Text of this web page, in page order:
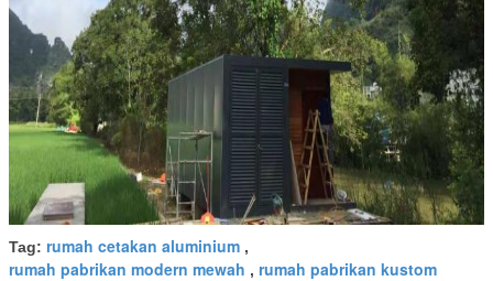
Tag: rumah cetakan aluminium ,
rumah pabrikan modern mewah , rumah pabrikan kustom